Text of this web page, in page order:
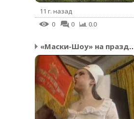
11 г. назад
0
0 0.0
«Маски-Шоу»